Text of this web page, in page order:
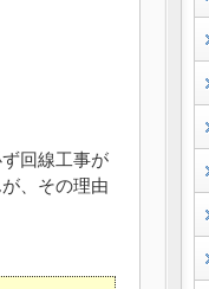
回線工事が
、その理由